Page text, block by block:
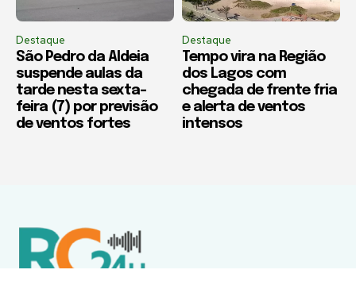
Destaque
São Pedro da Aldeia
suspende aulas da
tarde nesta sexta-
feira (7) por previsão
de ventos fortes
Destaque
Tempo vira na Região
dos Lagos com
chegada de frente fria
e alerta de ventos
intensos